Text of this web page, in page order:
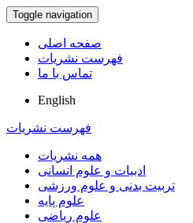
Toggle navigation
صفحه اصلی
فهرست نشریات
تماس با ما
English
فهرست نشریات
همه نشریات
ادبیات و علوم انسانی
تربیت بدنی و علوم ورزشی
علوم پایه
علوم ریاضی